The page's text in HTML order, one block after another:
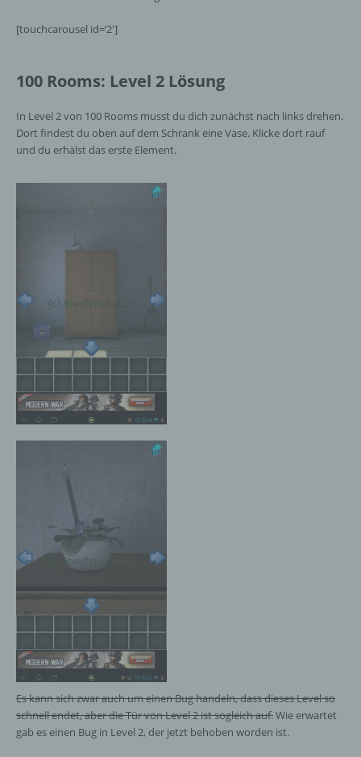
[touchcarousel id=’2′]
100 Rooms: Level 2 Lösung
In Level 2 von 100 Rooms musst du dich zunächst nach links drehen.
Dort findest du oben auf dem Schrank eine Vase. Klicke dort rauf
und du erhälst das erste Element.
Es kann sich zwar auch um einen Bug handeln, dass dieses Level so
schnell endet, aber die Tür von Level 2 ist sogleich auf.Wie erwartet
gab es einen Bug in Level 2, der jetzt behoben worden ist.